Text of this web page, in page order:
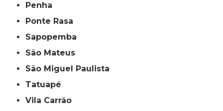
Penha
Ponte Rasa
Sapopemba
São Mateus
São Miguel Paulista
Tatuapé
Vila Carrão